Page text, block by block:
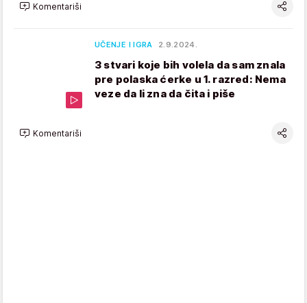
Komentariši
UČENJE I IGRA 2.9.2024.
3 stvari koje bih volela da sam znala
pre polaska ćerke u 1. razred: Nema
veze da li zna da čita i piše
Komentariši